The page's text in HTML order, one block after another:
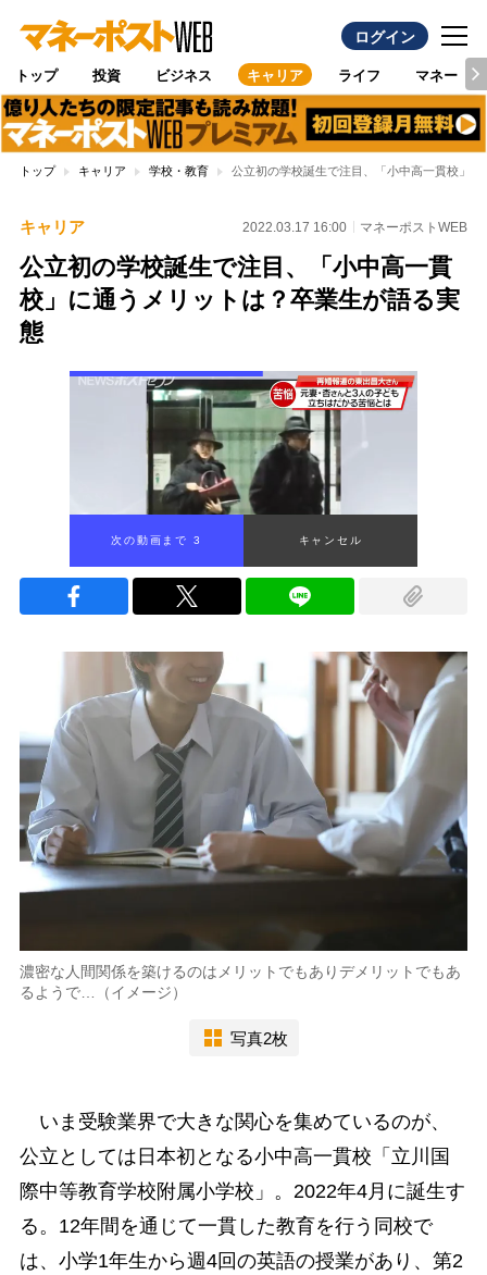
ログイン
トップ 投資 ビジネス キャリア ライフ マネー
トップ キャリア 学校・教育 公立初の学校誕生で注目、「小中高一貫校」
キャリア 2022.03.17 16:00 マネーポストWEB
公立初の学校誕生で注目、「小中高一貫
校」に通うメリットは？卒業生が語る実
態
次の動画まで 2 キャンセル
濃密な人間関係を築けるのはメリットでもありデメリットでもあ
るようで…（イメージ）
写真2枚
いま受験業界で大きな関心を集めているのが、
公立としては日本初となる小中高一貫校「立川国
際中等教育学校附属小学校」。2022年4月に誕生す
る。12年間を通じて一貫した教育を行う同校で
は、小学1年生から週4回の英語の授業があり、第2